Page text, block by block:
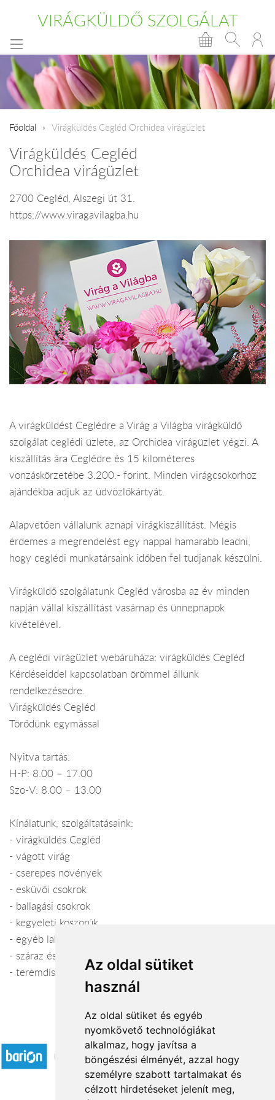
Az oldal sütiket
használ
Az oldal sütiket és egyéb
nyomkövető technológiákat
alkalmaz, hogy javítsa a
böngészési élményét, azzal hogy
személyre szabott tartalmakat és
célzott hirdetéseket jelenít meg,
VIRÁGKÜLDŐ SZOLGÁLAT
Főoldal Virágküldés Cegléd Orchidea virágüzlet
Virágküldés Cegléd
Orchidea virágüzlet
2700 Cegléd, Alszegi út 31.
https://www.viragavilagba.hu
A virágküldést Ceglédre a Virág a Világba virágküldő
szolgálat ceglédi üzlete, az Orchidea virágüzlet végzi. A
kiszállítás ára Ceglédre és 15 kilométeres
vonzáskörzetébe 3.200.- forint. Minden virágcsokorhoz
ajándékba adjuk az üdvözlőkártyát.
Alapvetően vállalunk aznapi virágkiszállítást. Mégis
érdemes a megrendelést egy nappal hamarabb leadni,
hogy ceglédi munkatársaink időben fel tudjanak készülni.
Virágküldő szolgálatunk Cegléd városba az év minden
napján vállal kiszállítást vasárnap és ünnepnapok
kivételével.
A ceglédi virágüzlet webáruháza: virágküldés Cegléd
Kérdéseiddel kapcsolatban örömmel állunk
rendelkezésedre.
Virágküldés Cegléd
Törődünk egymással
Nyitva tartás:
H-P: 8.00 – 17.00
Szo-V: 8.00 – 13.00
Kínálatunk, szolgáltatásaink:
- virágküldés Cegléd
- vágott virág
- cserepes növények
- esküvői csokrok
- ballagási csokrok
- kegyeleti koszorúk
- egyéb lakásdekorációs kellékek, kaspók
- száraz és művirágok
- teremdíszítés, templomdíszítés
Elfogadott fizetési módok